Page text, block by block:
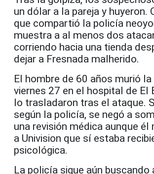
un dólar a la pareja y huyeron.
que compartió la policía
muestra a al menos dos
corriendo hacia una tienda
dejar a Fresnada malherido.
El hombre de 60 años murió
viernes 27 en el hospital de El
lo trasladaron tras el ataque.
según la policía, se negó a
una revisión médica aunque él
a Univision que sí estaba
psicológica.
La policía sigue aún buscando